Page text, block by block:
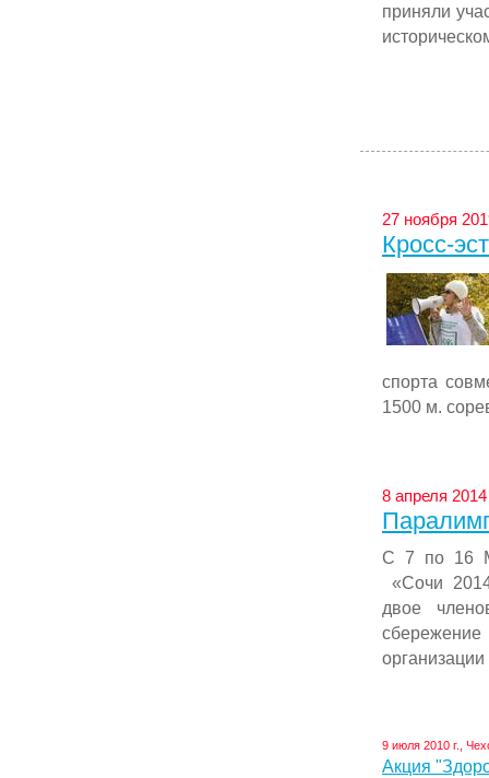
приняли
27 ноября
Кросс-
спорта
1500 м.
8 апреля
С 7 по 16
«Сочи
двое
организации
9 июля 2010 г.,
Акция